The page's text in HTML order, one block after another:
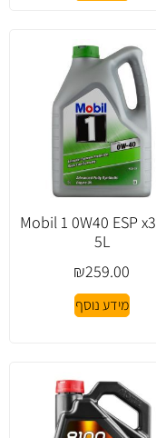
שמן Mobil 1 0W40 ESP x3
5L
₪259.00
מידע נוסף